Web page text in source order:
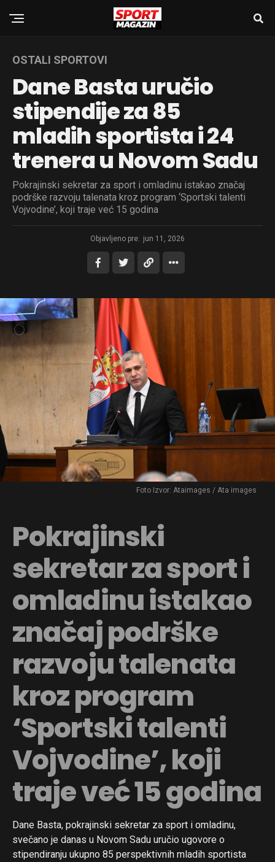
OSTALI SPORTOVI
Dane Basta uručio
stipendije za 85
mladih sportista i 24
trenera u Novom Sadu
Pokrajinski sekretar za sport i omladinu istakao značaj
podrške razvoju talenata kroz program ‘Sportski talenti
Vojvodine’, koji traje već 15 godina
Objavljeno pre: jun 11, 2026
Foto Izvor: Ataimages / Ata images
Pokrajinski
sekretar za sport i
omladinu istakao
značaj podrške
razvoju talenata
kroz program
‘Sportski talenti
Vojvodine’, koji
traje već 15 godina
Dane Basta, pokrajinski sekretar za sport i omladinu,
svečano je danas u Novom Sadu uručio ugovore o
stipendiranju ukupno 85 perspektivnih mladih sportista